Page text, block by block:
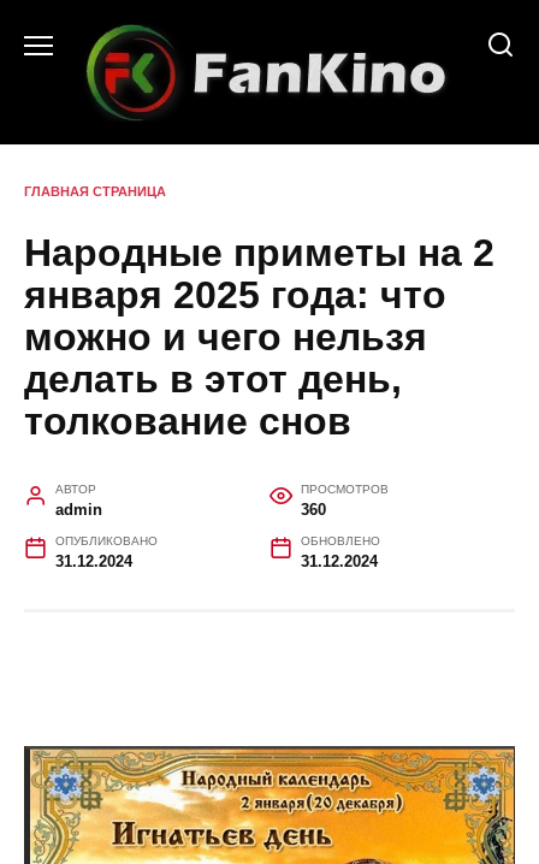
содержанию
ГЛАВНАЯ СТРАНИЦА
Народные приметы на 2
января 2025 года: что
можно и чего нельзя
делать в этот день,
толкование снов
АВТОР
admin
ПРОСМОТРОВ
360
ОПУБЛИКОВАНО
31.12.2024
ОБНОВЛЕНО
31.12.2024